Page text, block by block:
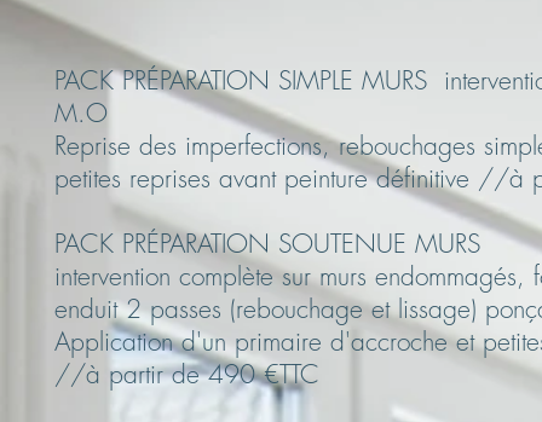
PACK PRÉPARATION SIMPLE MURS
M.O
Reprise des imperfections, rebouchages
petites reprises avant peinture définitive //à
PACK PRÉPARATION SOUTENUE MURS
intervention complète sur murs
enduit 2 passes (rebouchage et lissage)
Application d'un primaire d'accroche et
//à partir de 490 €TTC